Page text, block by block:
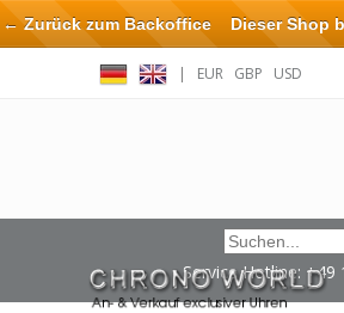
| EUR GBP USD
Service Hotline: +49
← Zurück zum BackofficeDieser Shop
Eventuell können nicht alle Bestellungen